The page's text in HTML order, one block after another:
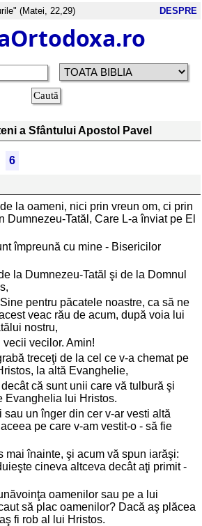
(Matei, 22,29) DESPRE
a Sfântului Apostol Pavel
6
la oameni, nici prin vreun om, ci prin
Dumnezeu-Tatăl, Care L-a înviat pe El
împreună cu mine - Bisericilor
la Dumnezeu-Tatăl şi de la Domnul
pentru păcatele noastre, ca să ne
veac rău de acum, după voia lui
nostru,
vecilor. Amin!
treceţi de la cel ce v-a chemat pe
la altă Evanghelie,
că sunt unii care vă tulbură şi
Evanghelia lui Hristos.
sau un înger din cer v-ar vesti altă
pe care v-am vestit-o - să fie
mai înainte, şi acum vă spun iarăşi:
cineva altceva decât aţi primit -
oamenilor sau pe a lui
să plac oamenilor? Dacă aş plăcea
fi rob al lui Hristos.